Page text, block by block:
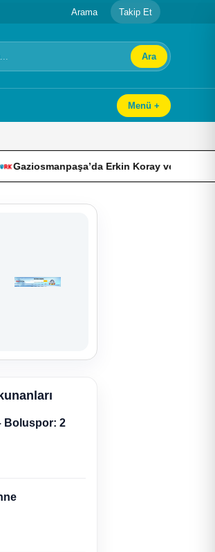
Arama Takip Et
Ara
Menü +
Erkin Koray vefatının üçüncü
Boluspor: 2